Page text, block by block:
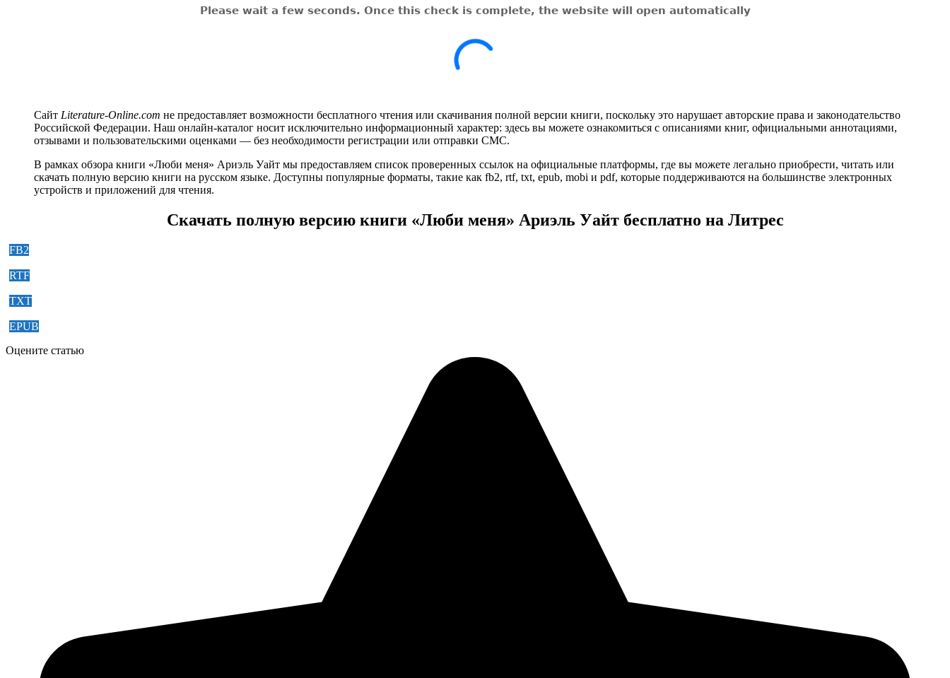
Сайт Literature-Online.com не предоставляет возможности бесплатного чтения или скачивания полной версии книги, поскольку это нарушает авторские права и законодательство
Российской Федерации. Наш онлайн-каталог носит исключительно информационный характер: здесь вы можете ознакомиться с описаниями книг, официальными аннотациями,
отзывами и пользовательскими оценками — без необходимости регистрации или отправки СМС.
В рамках обзора книги «Люби меня» Ариэль Уайт мы предоставляем список проверенных ссылок на официальные платформы, где вы можете легально приобрести, читать или
скачать полную версию книги на русском языке. Доступны популярные форматы, такие как fb2, rtf, txt, epub, mobi и pdf, которые поддерживаются на большинстве электронных
устройств и приложений для чтения.
Скачать полную версию книги «Люби меня» Ариэль Уайт бесплатно на Литрес
FB2
RTF
TXT
EPUB
Оцените статью